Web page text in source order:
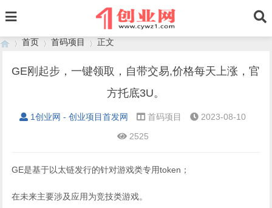
首页 首码项目 正文
GE刚起步，一键领取，自带交易,价格每天上涨，官
方托底3U。
1创业网 - 创业项目首发网 首码项目
2023-08-10
2525
GE是基于以太链发行的针对游戏类专用token；
在未来主要涉及应用为竞技类游戏。